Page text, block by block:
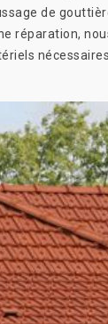
de
réparation,